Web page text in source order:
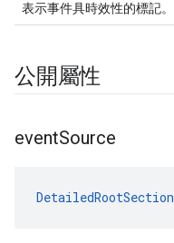
表示事件具時效性的標記。
公開屬性
eventSource
DetailedRootSection